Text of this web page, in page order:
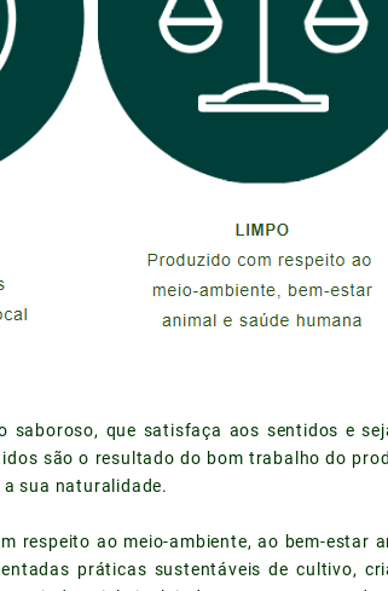
saboroso, que satisfaça aos sentidos e
são o resultado do bom trabalho do
sua naturalidade.
respeito ao meio-ambiente, ao bem-estar
práticas sustentáveis de cultivo,